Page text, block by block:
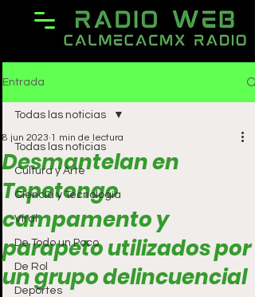
Entrada
Todas las noticias
Cultura y Arte
Ciencia y Tecnología
Viral
De Todo un Poco
De Rol
Deportes
Todas las noticias
Desmantelan en
Tepetongo
campamento y
parapeto utilizados por
un grupo delincuencial
8 jun 2023 1 min de lectura